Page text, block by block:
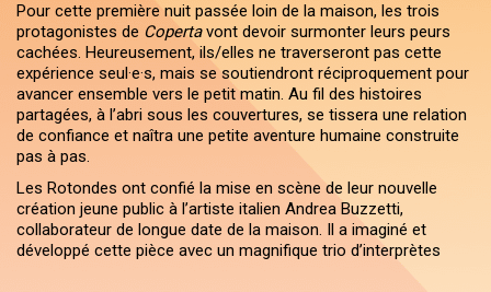
Pour cette première nuit passée loin de la maison, les trois
protagonistes de Copertavont devoir surmonter leurs peurs
cachées. Heureusement, ils/​elles ne traverseront pas cette
expérience seul·e·s, mais se soutiendront réciproquement pour
avancer ensemble vers le petit matin. Au fil des histoires
partagées, à l’abri sous les couvertures, se tissera une relation
de confiance et naîtra une petite aventure humaine construite
pas à pas.
Les Rotondes ont confié la mise en scène de leur nouvelle
création jeune public à l’artiste italien Andrea Buzzetti,
collaborateur de longue date de la maison. Il a imaginé et
développé cette pièce avec un magnifique trio d’interprètes